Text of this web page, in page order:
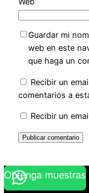
Guardar mi
web en este
que haga un
Recibir un
comentarios a
Recibir un
Obtenga muestras